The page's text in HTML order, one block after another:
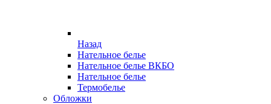
Назад
Нательное белье
Нательное белье ВКБО
Нательное белье
Термобелье
Обложки